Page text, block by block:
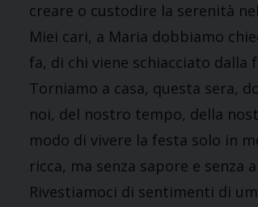
creare o custodire la serenità
Miei cari, a Maria dobbiamo
fa, di chi viene schiacciato
Torniamo a casa, questa sera,
noi, del nostro tempo, della
modo di vivere la festa solo in
ricca, ma senza sapore e senza
Rivestiamoci di sentimenti di